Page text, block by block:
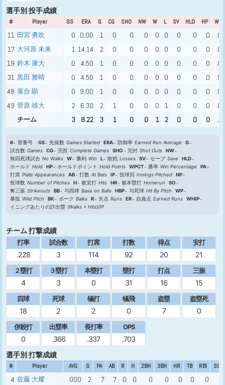
選手別 投手成績
# Player GS ERA G CG SHO NW W L SV HLD HP
11 田宮 勇吹 0 0.00 1 0 0 0 0 0 0 0 0
17 大河原 未来 1 14.14 2 0 0 0 0 0 0 0 0
19 鈴木 康大 0 4.50 1 0 0 0 0 0 0 0 0
31 黒田 雅晴 0 4.50 1 0 0 0 0 0 0 0 0
48 落合 顕 0 9.00 1 0 0 0 0 0 0 0 0
49 菅原 雄大 2 6.30 2 1 0 0 0 1 0 0 0
チーム 3 8.22 3 1 0 0 1 2 0 0 0
# 背番号 GS 先発数 Games Started ERA 防御率 Earned Run Average
G
試合数 Games CG 完投 Complete Games SHO 完封 Shot Outs
NW
無四死球試合 No Walks W 勝利 Win L 敗戦 Losses SV セーブ Save
HLD
ホールド Hold HP ホールドポイント Hold Points WPCT 勝率 Win Percentage
PA
打席 Plate Appearances AB 打数 At Bats IP 投球回 Innings Pitched
NP
投球数 Number of Pitches H 被安打 Hits HR 被本塁打 Homerun
SO
奪三振 Strikeouts BB 与四球 Base on Balls HBP 与死球 Hit By Pitch
WP
暴投 Wild Pitch BK ボーク Balks R 失点 Runs ER 自責点 Earned Runs
WHIP
イニングあたりの許出塁 (Walks + Hits)/IP
チーム 打撃成績
打率
.228
試合数
3
打席
114
打数
92
得点
20
安打
21
２塁打
4
３塁打
3
本塁打
0
塁打
31
打点
16
三振
15
四球
18
死球
2
犠打
2
犠飛
0
盗塁
7
盗塁死
0
併殺打
0
出塁率
.366
長打率
.337
OPS
.703
選手別 打撃成績
# Player AVG G PA AB R H 2BH 3BH HR TB RBI SO
4 佐藤 大耀 .000 2 7 7 0 0 0 0 0 0 0